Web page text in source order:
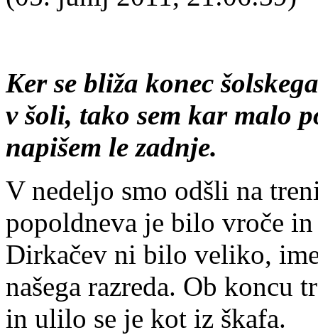
Ker se bliža konec
v šoli, tako sem kar malo
napišem le zadnje.
V nedeljo smo odšli na
popoldneva je bilo vroče in
Dirkačev ni bilo veliko,
našega razreda. Ob koncu
in ulilo se je kot iz škafa.